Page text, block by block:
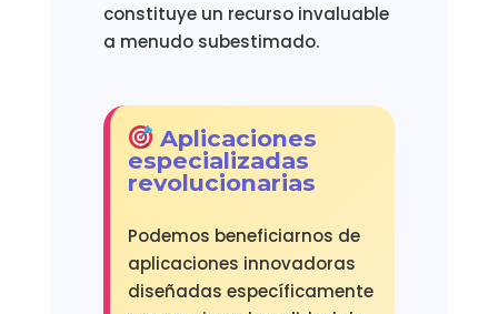
constituye un recurso invaluable
a menudo subestimado.
Aplicaciones
especializadas
revolucionarias
Podemos beneficiarnos de
aplicaciones innovadoras
diseñadas específicamente